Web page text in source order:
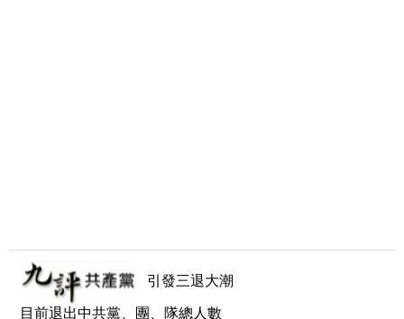
引發三退大潮
目前退出中共黨、團、隊總人數